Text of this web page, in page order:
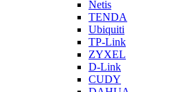
Netis
TENDA
Ubiquiti
TP-Link
ZYXEL
D-Link
CUDY